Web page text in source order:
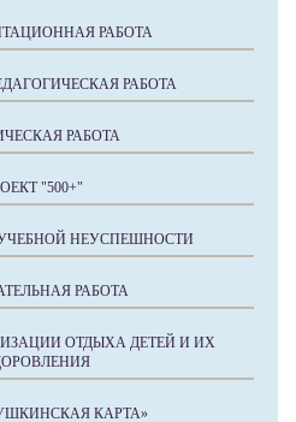
РАБОТА
РАБОТА
РАБОТА
"500+"
НЕУСПЕШНОСТИ
РАБОТА
ОТДЫХА ДЕТЕЙ И ИХ
КАРТА»